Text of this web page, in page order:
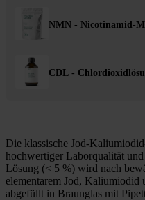
NMN - Nicotinamid-
CDL -
Die klassische Jod-
hochwertiger Laborqualität
Lösung (< 5 %) wird nach
elementarem Jod, Kaliumiodid
abgefüllt in Braunglas mit